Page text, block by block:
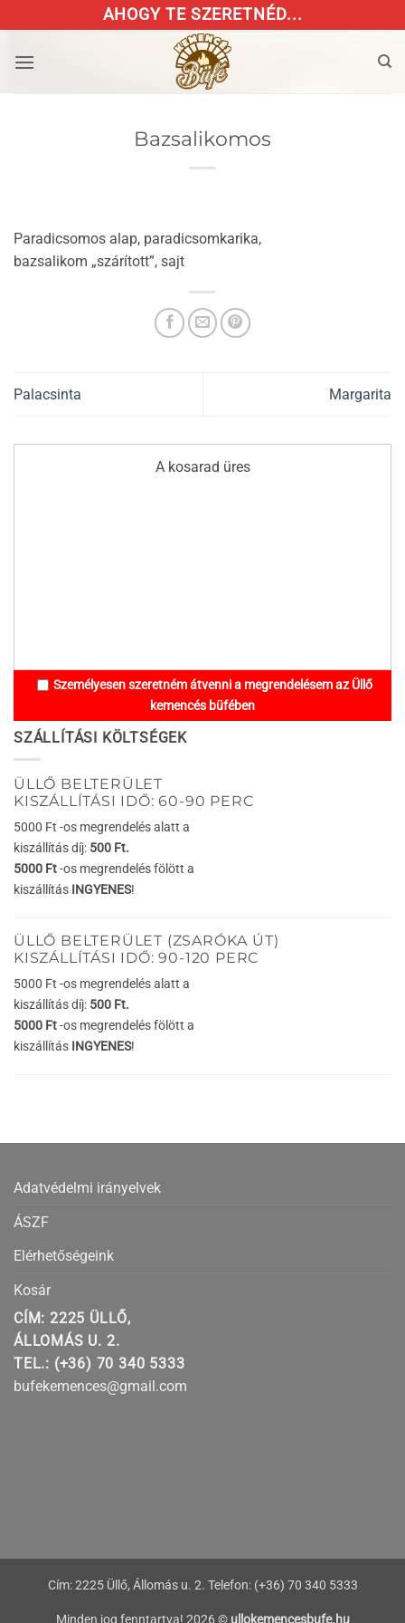
to
content
AHOGY TE SZERETNÉD...
Bazsalikomos
Paradicsomos alap, paradicsomkarika,
bazsalikom „szárított”, sajt
Palacsinta Margarita
A kosarad üres
Személyesen szeretném átvenni a megrendelésem az Üllő
kemencés büfében
SZÁLLÍTÁSI KÖLTSÉGEK
ÜLLŐ BELTERÜLET
KISZÁLLÍTÁSI IDŐ: 60-90 PERC
5000 Ft -os megrendelés alatt a
kiszállítás díj: 500 Ft.
5000 Ft-os megrendelés fölött a
kiszállítás INGYENES!
ÜLLŐ BELTERÜLET (ZSARÓKA ÚT)
KISZÁLLÍTÁSI IDŐ: 90-120 PERC
5000 Ft -os megrendelés alatt a
kiszállítás díj: 500 Ft.
5000 Ft-os megrendelés fölött a
kiszállítás INGYENES!
Adatvédelmi irányelvek
ÁSZF
Elérhetőségeink
Kosár
CÍM: 2225 ÜLLŐ,
ÁLLOMÁS U. 2.
TEL.: (+36) 70 340 5333
bufekemences@gmail.com
Cím: 2225 Üllő, Állomás u. 2. Telefon: (+36) 70 340 5333
Minden jog fenntartva! 2026 © ullokemencesbufe.hu